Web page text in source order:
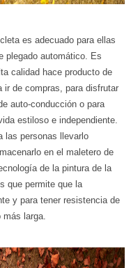
es adecuado para ellas
plegado automático. Es
calidad hace producto de
ir de compras, para disfrutar
auto-conducción o para
estiloso e independiente.
las personas llevarlo
en el maletero de
de la pintura de la
que permite que la
y para tener resistencia de
más larga.